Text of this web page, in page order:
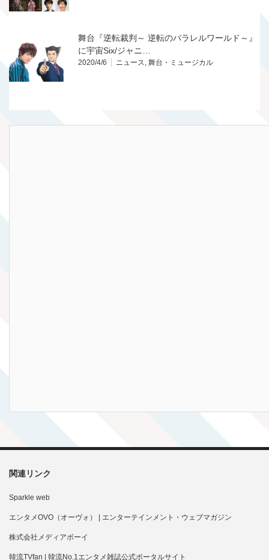
舞台『逆転裁判～ 逆転のパラレルワールド～』
に宇宙Six/ジャニ…
2020/4/6 ニュース, 舞台・ミュージカル
関連リンク
Sparkle web
エンタメOVO（オーヴォ） | エンターテインメント・ウェブマガジン
株式会社メディアボーイ
韓流TVfan | 韓流No.1エンタメ雑誌公式ポータルサイト